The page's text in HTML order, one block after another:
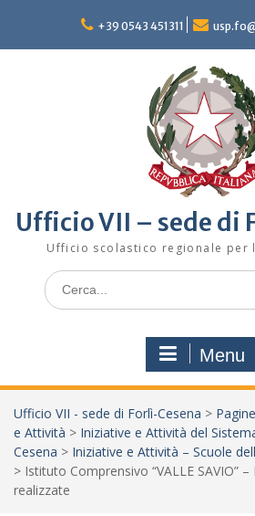
content
+39 0543 451311
Ufficio VII – sede di
Ufficio scolastico regionale per
Search
for:
Menu
Ufficio VII - sede di Forlì-Cesena >
e Attività > Iniziative e Attività del
Cesena > Iniziative e Attività – Scuole
> Istituto Comprensivo “VALLE SAVIO”
realizzate